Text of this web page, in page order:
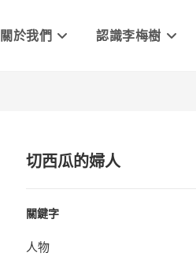
關於我們 認識李梅樹
切西瓜的婦人
關鍵字
人物